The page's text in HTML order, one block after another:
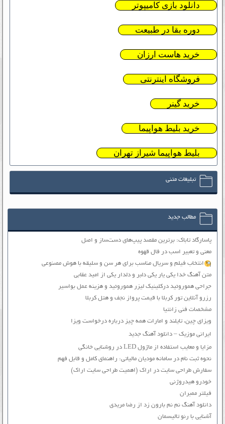
دانلود بازی کامیپوتر
دوره بقا در طبیعت
خرید هاست ارزان
فروشگاه اینترنتی
خرید گینر
خرید بلیط هواپیما
بلیط هواپیما شیراز تهران
تبلیغات متنی
مطالب جدید
پاسارگاد تاباک: برترین مقصد پیپ‌های دست‌ساز و اصل
معنی و تعبیر اسب در فال قهوه
انتخاب فیلم و سریال مناسب برای هر سن و سلیقه با هوش مصنوعی
متن آهنگ خدا یکی یار یکی دلبر و دلدار یکی از امید عقابی
جراحی هموروئید درکلینیک لیزر هموروئید و هزینه عمل بواسیر
رزرو آنلاین تور کربلا با قیمت پرواز نجف و هتل کربلا
مشخصات فنی زانتیا
ویزای چین، تایلند و امارات همه چیز درباره درخواست ویزا
ایرانی موزیک – دانلود آهنگ جدید
مزایا و معایب استفاده از ماژول LED در روشنایی خانگی
نحوه ثبت نام در سامانه مودیان مالیاتی: راهنمای کامل و قابل فهم
سفارش طراحی سایت در اراک (اهمیت طراحی سایت اراک)
خودرو هیدروژنی
فیلتر ممبران
دانلود آهنگ نم نم بارون زد از رضا مریدی
آشنایی با رنو تالیسمان